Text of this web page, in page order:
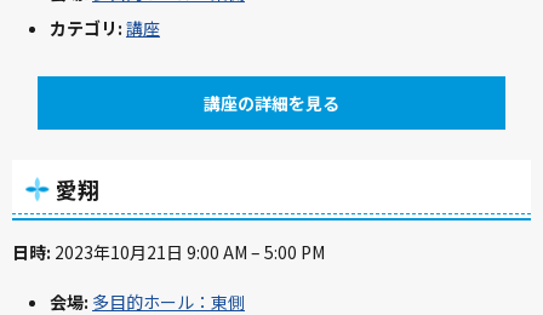
カテゴリ: 講座
講座の詳細を見る
愛翔
日時: 2023年10月21日 9:00 AM – 5:00 PM
会場: 多目的ホール：東側